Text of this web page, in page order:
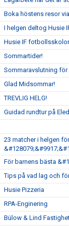
Boka höstens resor
I helgen deltog Husie
Husie IF
Sommartider!
Sommaravslutning
Glad Midsommar!
TREVLIG HELG!
Guidad rundtur på
23 matcher i helgen
För barnens bästa
Tips på vad lag och
Husie Pizzeria
RPA-Enginering
Bülow & Lind